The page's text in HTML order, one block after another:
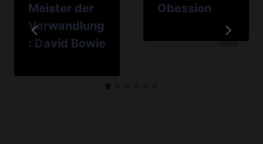
Meister der
Verwandlung
: David Bowie
Obession